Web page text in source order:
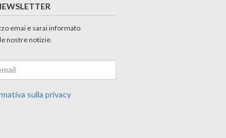
emai e sarai informato
nostre notizie.
sulla privacy